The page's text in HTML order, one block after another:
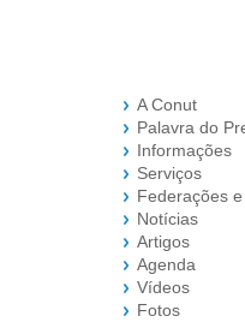
A Conut
Palavra do
Informações
Serviços
Federações
Notícias
Artigos
Agenda
Vídeos
Fotos